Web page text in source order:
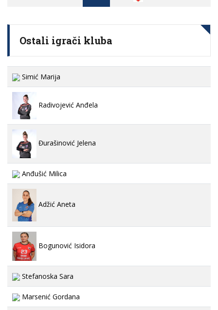
Ostali igrači kluba
Simić Marija
Radivojević Anđela
Đurašinović Jelena
Anđušić Milica
Adžić Aneta
Bogunović Isidora
Stefanoska Sara
Marsenić Gordana